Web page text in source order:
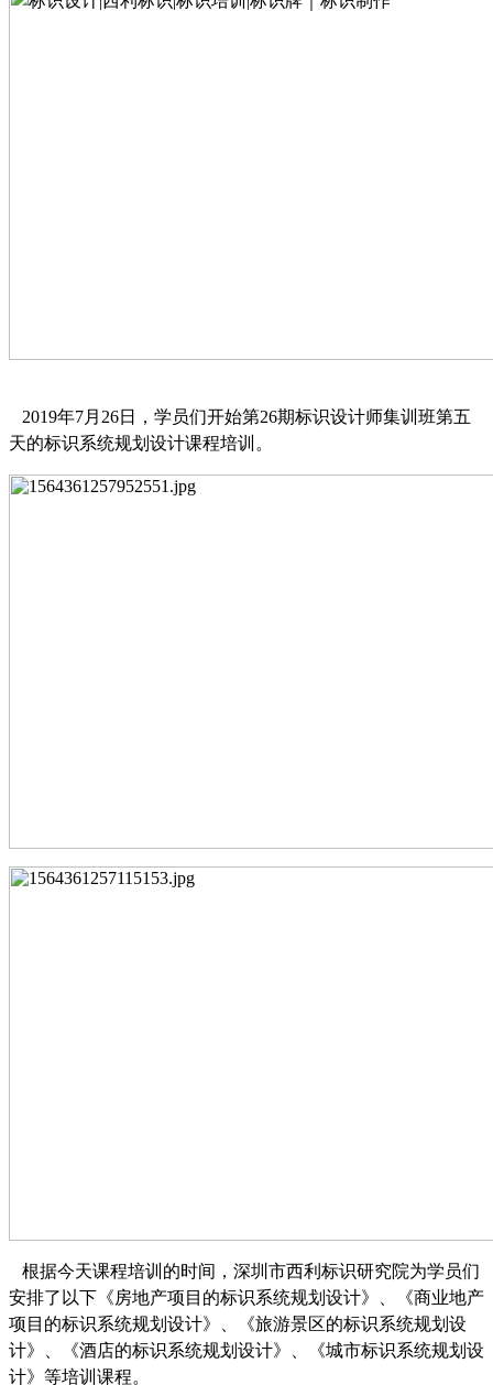
2019年7月 26日，学员们开始第26期标识设计师集训班第五
天的标识系统规划设计课程培训。
根据今天课程培训的时间，深圳市西利标识研究院为学员们
安排了以下《房地产项目的标识系统规划设计》、《商业地产
项目的标识系统规划设计》、《旅游景区的标识系统规划设
计》、《酒店的标识系统规划设计》、《城市标识系统规划设
计》等培训课程。